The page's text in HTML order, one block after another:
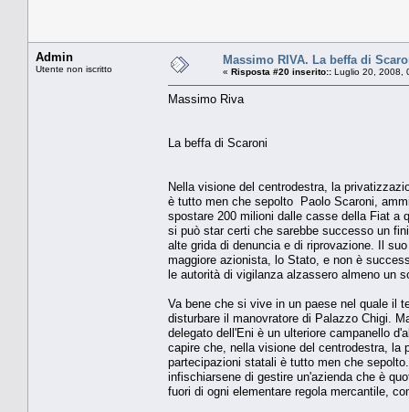
Admin
Utente non iscritto
Massimo RIVA. La beffa di
« Risposta #20 inserito:: Luglio 20, 2008,
Massimo Riva
La beffa di Scaroni
Nella visione del centrodestra, la
è tutto men che sepolto Paolo Scaroni,
spostare 200 milioni dalle casse della Fiat a
si può star certi che sarebbe successo un
alte grida di denuncia e di riprovazione. Il
maggiore azionista, lo Stato, e non è
le autorità di vigilanza alzassero almeno un
Va bene che si vive in un paese nel quale il
disturbare il manovratore di Palazzo Chigi.
delegato dell'Eni è un ulteriore campanello
capire che, nella visione del centrodestra, la
partecipazioni statali è tutto men che
infischiarsene di gestire un'azienda che è
fuori di ogni elementare regola mercantile,